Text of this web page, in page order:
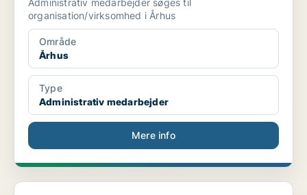
Administrativ medarbejder søges til
organisation/virksomhed i Århus
Område
Århus
Type
Administrativ medarbejder
Mere info
UngiAarhus Fællesadministration søger en ny kolleg...